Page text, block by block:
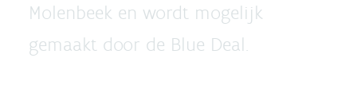
Molenbeek en wordt mogelijk
gemaakt door de Blue Deal.